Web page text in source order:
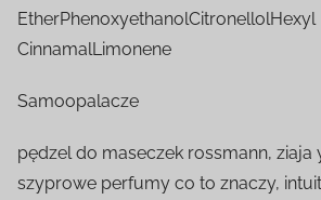
EtherPhenoxyethanolCitronellolHexyl
CinnamalLimonene
Samoopalacze
pędzel do maseczek rossmann, ziaja
szyprowe perfumy co to znaczy,